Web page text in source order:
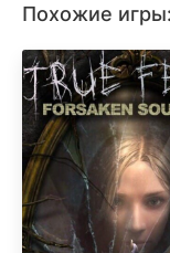
Похожие игры: